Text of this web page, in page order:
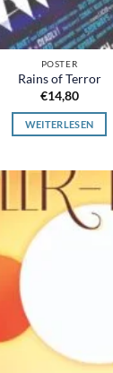
POSTER
Rains of Terror
€14,80
WEITERLESEN